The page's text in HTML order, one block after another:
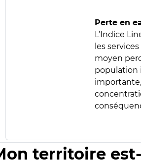
Perte en
L’Indice
les
moyen
population
territoire